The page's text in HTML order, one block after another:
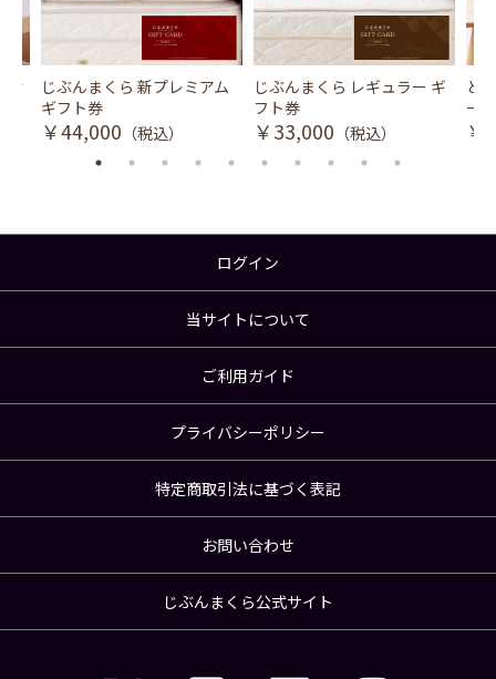
冷
じぶんまくら 新プレミアム
ギフト券
￥44,000 （税込）
じぶんまくら レギュラー ギ
フト券
￥33,000 （税込）
と
ース
￥
ログイン
当サイトについて
ご利用ガイド
プライバシーポリシー
特定商取引法に基づく表記
お問い合わせ
じぶんまくら公式サイト